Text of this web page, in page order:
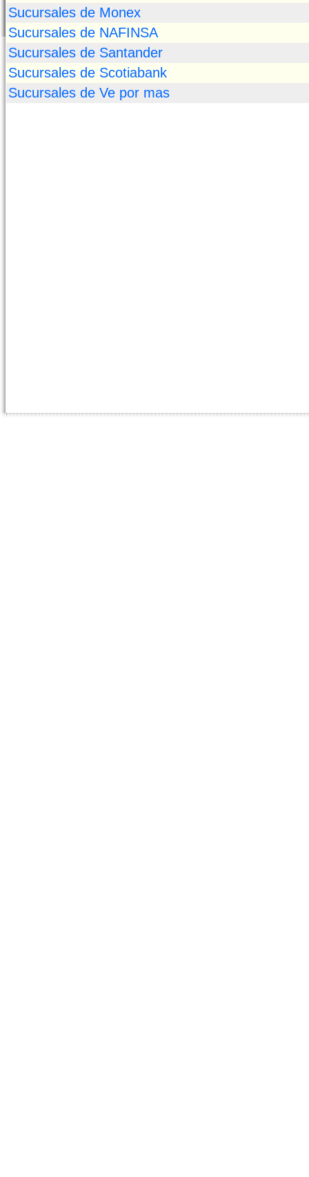
Sucursales de Monex
Sucursales de NAFINSA
Sucursales de Santander
Sucursales de Scotiabank
Sucursales de Ve por mas